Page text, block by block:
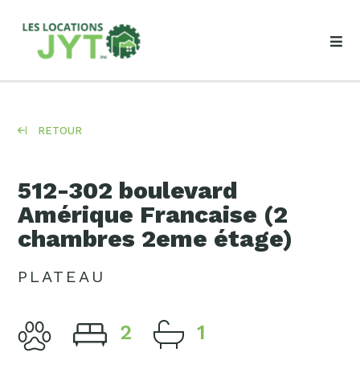
RETOUR
512-302 boulevard
Amérique Francaise (2
chambres 2eme étage)
PLATEAU
2 1